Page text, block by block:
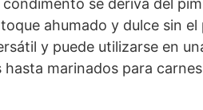
condimento se deriva del
ahumado y dulce sin
y puede utilizarse en
hasta marinados para